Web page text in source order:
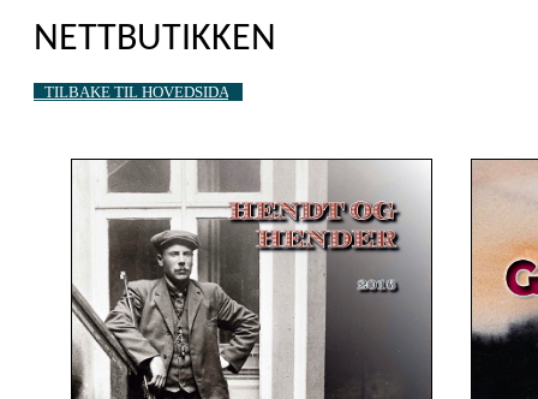
NETTBUTIKKEN
TILBAKE TIL HOVEDSIDA